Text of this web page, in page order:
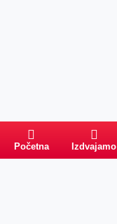
Početna Izdvajamo